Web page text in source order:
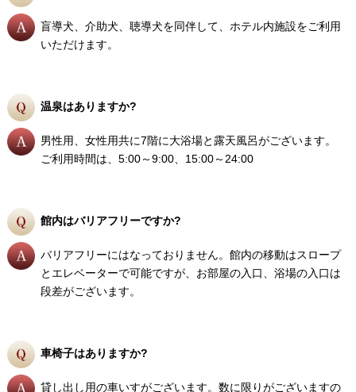
盲導犬、介助犬、聴導犬を同伴して、ホテル内施設をご利用
いただけます。
温泉はありますか?
男性用、女性用共に7階に大浴場と露天風呂がございます。
ご利用時間は、5:00～9:00、15:00～24:00
館内はバリアフリーですか?
バリアフリーにはなっておりません。館内の移動はスロープ
とエレベーターで可能ですが、お部屋の入口、浴場の入口は
段差がございます。
車椅子はありますか?
貸し出し用の車いすがございます。数に限りがございますの